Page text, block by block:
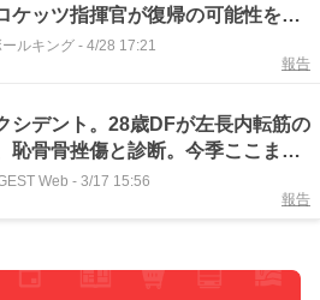
ケッツ指揮官が復帰の可能性を語
ルキング - 4/28 17:21
報告
シデント。28歳DFが左長内転筋の
恥骨骨挫傷と診断。今季ここまで
発 Web - 3/17 15:56
報告